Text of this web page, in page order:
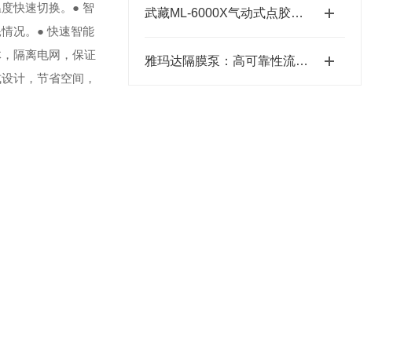
武藏ML-6000X气动式点胶机在工业中的应用前景
雅玛达隔膜泵：高可靠性流体输送的工业优选
快速切换。 ● 智
况。 ● 快速智能
隔离电网，保证
计，节省空间，